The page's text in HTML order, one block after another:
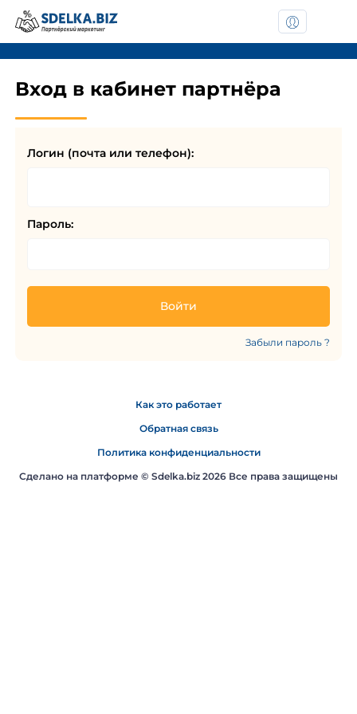
Вход в кабинет партнёра
Логин (почта или телефон):
Пароль:
Забыли пароль ?
Как это работает
Обратная связь
Политика конфиденциальности
Сделано на платформе © Sdelka.biz 2026 Все права защищены